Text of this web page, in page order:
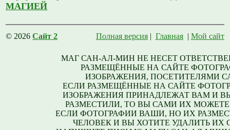
МАГИЕЙ
© 2026Сайт 2 Полная версия| Главная| Мой сайт
МАГ САН-АЛ-МИН НЕ НЕСЕТ
РАЗМЕЩЁННЫЕ НА САЙТЕ
ИЗОБРАЖЕНИЯ, ПОСЕТИТЕЛЯМИ
ЕСЛИ РАЗМЕЩЁННЫЕ НА САЙТЕ
ИЗОБРАЖЕНИЯ ПРИНАДЛЕЖАТ ВАМ И
РАЗМЕСТИЛИ, ТО ВЫ САМИ ИХ МОЖЕТЕ
ЕСЛИ ФОТОГРАФИИ ВАШИ, НО ИХ
ЧЕЛОВЕК И ВЫ ХОТИТЕ УДАЛИТЬ ИХ